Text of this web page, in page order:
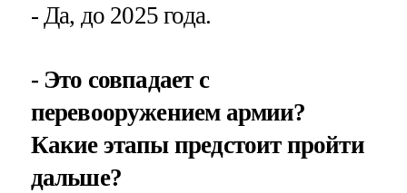
- Да, до 2025 года.
- Это совпадает с
перевооружением армии?
Какие этапы предстоит пройти
дальше?